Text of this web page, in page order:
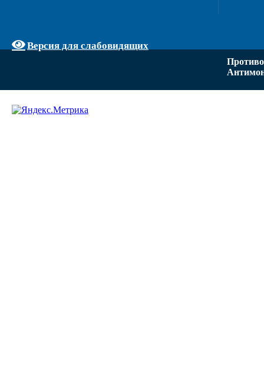
Версия для слабовидящих